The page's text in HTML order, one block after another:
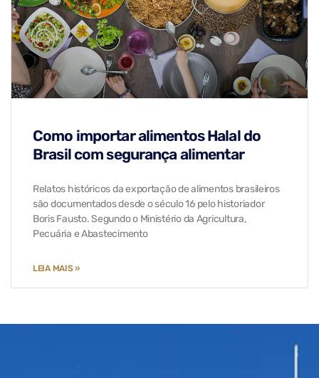
Como importar alimentos Halal do
Brasil com segurança alimentar
Relatos históricos da exportação de alimentos brasileiros
são documentados desde o século 16 pelo historiador
Boris Fausto. Segundo o Ministério da Agricultura,
Pecuária e Abastecimento
LEIA MAIS »